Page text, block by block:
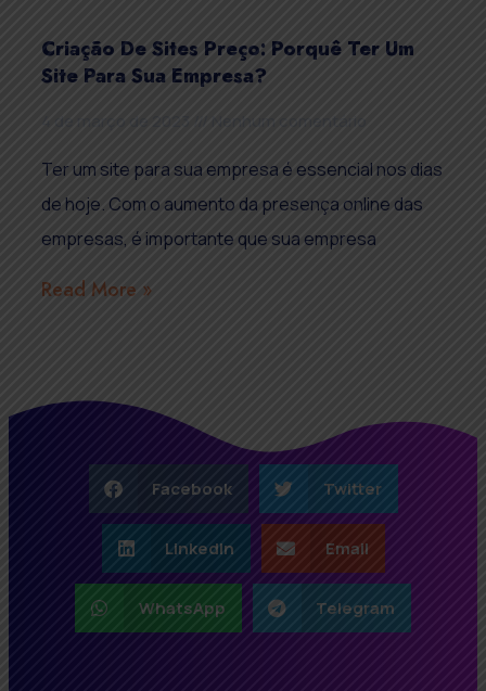
Criação De Sites Preço: Porquê Ter Um
Site Para Sua Empresa?
Ter um site para sua empresa é essencial nos dias
de hoje. Com o aumento da presença online das
empresas, é importante que sua empresa
Read More »
Facebook Twitter
LinkedIn Email
WhatsApp Telegram